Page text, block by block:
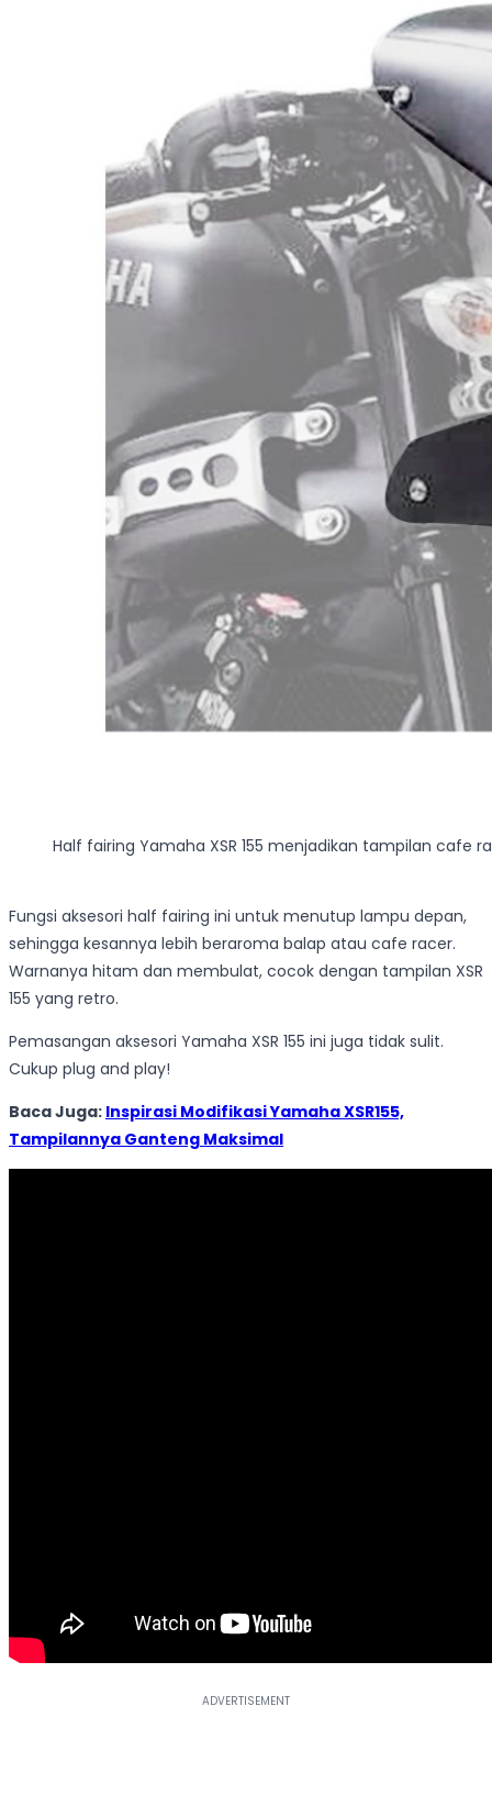
Half fairing Yamaha XSR 155 menjadikan tampilan cafe
Fungsi aksesori half fairing ini untuk menutup lampu depan,
sehingga kesannya lebih beraroma balap atau cafe racer.
Warnanya hitam dan membulat, cocok dengan tampilan XSR
155 yang retro.
Pemasangan aksesori Yamaha XSR 155 ini juga tidak sulit.
Cukup plug and play!
Baca Juga: Inspirasi Modifikasi Yamaha XSR155,
Tampilannya Ganteng Maksimal